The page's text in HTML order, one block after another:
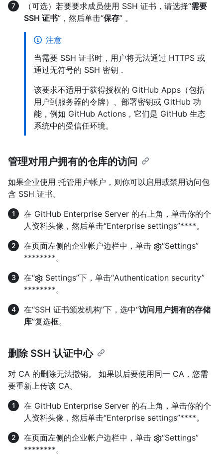
（可选）若要要求成员使用 SSH 证书，请选择“需要
SSH 证书”，然后单击“保存” 。
注意
当需要 SSH 证书时，用户将无法通过 HTTPS 或
通过无符号的 SSH 密钥 .
该要求不适用于获得授权的 GitHub Apps（包括
用户到服务器的令牌）、部署密钥或 GitHub 功
能，例如 GitHub Actions，它们是 GitHub 生态
系统中的受信任环境。
管理对用户拥有的仓库的访问
如果企业使用 托管用户帐户，则你可以启用或禁用访问包
含 SSH 证书。
在 GitHub Enterprise Server 的右上角，单击你的个
人资料头像，然后单击“Enterprise settings”****。
在页面左侧的企业帐户边栏中，单击
“Settings”
********。
在“
Settings”下，单击“Authentication security”
********。
在“SSH 证书颁发机构”下，选中“访问用户拥有的存储
库”复选框。
删除 SSH 认证中心
对 CA 的删除无法撤销。 如果以后要使用同一 CA，您需
要重新上传该 CA。
在 GitHub Enterprise Server 的右上角，单击你的个
人资料头像，然后单击“Enterprise settings”****。
在页面左侧的企业帐户边栏中，单击
“Settings”
********。